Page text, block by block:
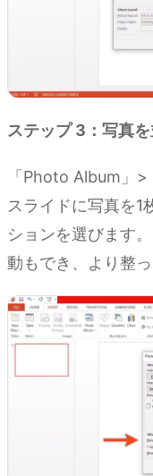
ステップ 3：写真
「Photo Album」
スライドに写真を1
ションを選びます
動もでき、より整